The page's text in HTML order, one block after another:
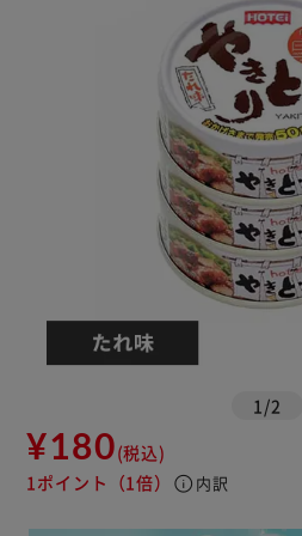
1 /2
¥180(税込)
1ポイント （1倍） info 内訳